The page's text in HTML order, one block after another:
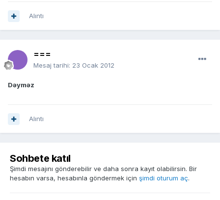
Alıntı
===
Mesaj tarihi: 23 Ocak 2012
Dəyməz
Alıntı
Sohbete katıl
Şimdi mesajını gönderebilir ve daha sonra kayıt olabilirsin. Bir
hesabın varsa, hesabınla göndermek için şimdi oturum aç.